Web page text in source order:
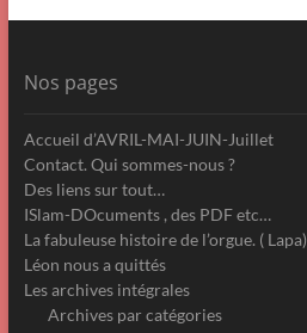
Nos pages
Accueil d’AVRIL-MAI-JUIN-Juillet
Contact. Qui sommes-nous ?
Des liens sur tout…
ISlam-DOcuments , des PDF etc…
La fabuleuse histoire de l’orgue. ( Lapa)
Léon nous a quittés
Les archives intégrales
Archives par catégories